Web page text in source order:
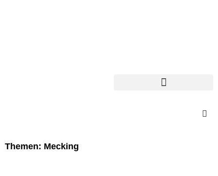
Themen: Mecking